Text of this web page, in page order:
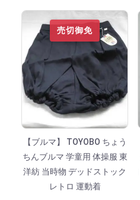
売切御免
【ブルマ】 TOYOBO ちょう
ちんブルマ 学童用 体操服 東
洋紡 当時物 デッドストック
レトロ 運動着